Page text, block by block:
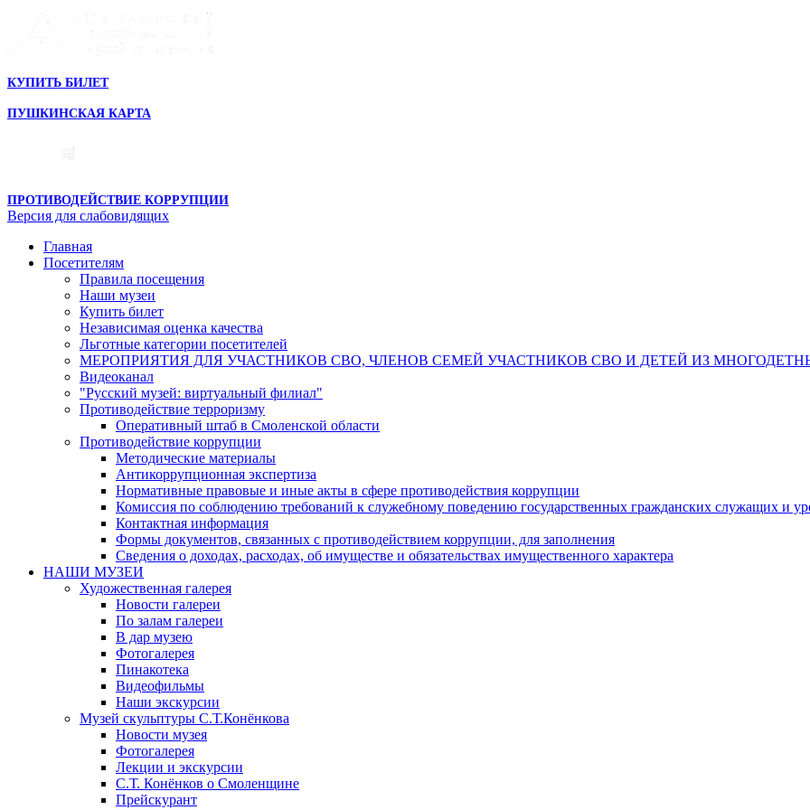
КУПИТЬ БИЛЕТ
ПУШКИНСКАЯ КАРТА
ПРОТИВОДЕЙСТВИЕ КОРРУПЦИИ
Версия для слабовидящих
Главная
Посетителям
Правила посещения
Наши музеи
Купить билет
Независимая оценка качества
Льготные категории посетителей
МЕРОПРИЯТИЯ ДЛЯ УЧАСТНИКОВ СВО, ЧЛЕНОВ СЕМЕЙ УЧАСТНИКОВ СВО И ДЕТЕЙ ИЗ
Видеоканал
"Русский музей: виртуальный филиал"
Противодействие терроризму
Оперативный штаб в Смоленской области
Противодействие коррупции
Методические материалы
Антикоррупционная экспертиза
Нормативные правовые и иные акты в сфере противодействия коррупции
Комиссия по соблюдению требований к служебному поведению государственных гражданских служащих и
Контактная информация
Формы документов, связанных с противодействием коррупции, для заполнения
Сведения о доходах, расходах, об имуществе и обязательствах имущественного характера
НАШИ МУЗЕИ
Художественная галерея
Новости галереи
По залам галереи
В дар музею
Фотогалерея
Пинакотека
Видеофильмы
Наши экскурсии
Музей скульптуры С.Т.Конёнкова
Новости музея
Фотогалерея
Лекции и экскурсии
С.Т. Конёнков о Смоленщине
Прейскурант